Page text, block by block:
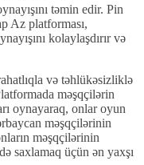
təmin edir. Pin
Az platforması,
kolaylaşdırır və
və təhlükəsizliklə
məşqçilərin
oynayaraq, onlar oyun
məşqçilərinin
məşqçilərinin
saxlamaq üçün ən yaxşı